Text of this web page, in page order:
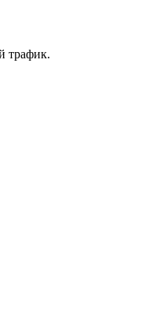
трафик.